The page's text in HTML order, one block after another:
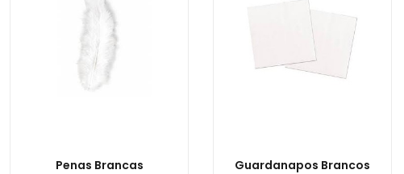
Penas Brancas Guardanapos Brancos